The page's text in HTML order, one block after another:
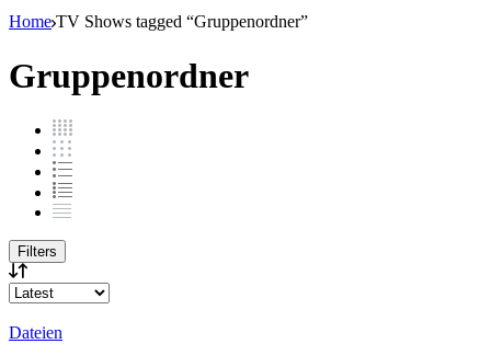
Home TV Shows tagged “Gruppenordner”
Gruppenordner
Filters
Dateien